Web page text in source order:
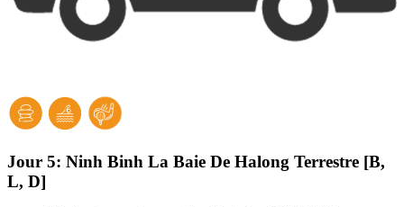
Jour 5: Ninh Binh La Baie De Halong Terrestre [B,
L, D]